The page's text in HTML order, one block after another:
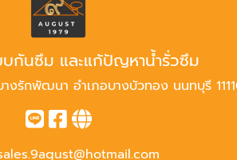
กันซึม และแก้ปัญหาน้ำรั่วซึม
งรักพัฒนา อำเภอบางบัวทอง นนทบุรี